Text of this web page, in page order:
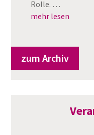
Rolle. …
mehr lesen
zum Archiv